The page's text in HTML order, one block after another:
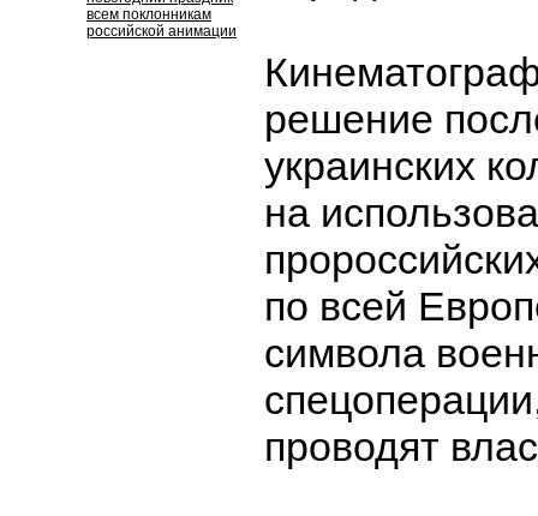
всем поклонникам
российской анимации
решение
украинских
на
по всей
символа
проводят